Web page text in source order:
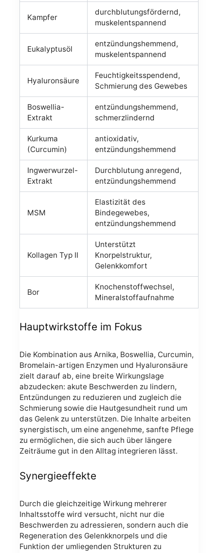
Kampfer
durchblutungsfördernd,
muskelentspannend
Eukalyptusöl
entzündungshemmend,
muskelentspannend
Hyaluronsäure
Feuchtigkeitsspendend,
Schmierung des Gewebes
Boswellia-
Extrakt
entzündungshemmend,
schmerzlindernd
Kurkuma
(Curcumin)
antioxidativ,
entzündungshemmend
Ingwerwurzel-
Extrakt
Durchblutung anregend,
entzündungshemmend
MSM
Elastizität des
Bindegewebes,
entzündungshemmend
Kollagen Typ II
Unterstützt
Knorpelstruktur,
Gelenkkomfort
Bor
Knochenstoffwechsel,
Mineralstoffaufnahme
Hauptwirkstoffe im Fokus
Die Kombination aus Arnika, Boswellia, Curcumin,
Bromelain-artigen Enzymen und Hyaluronsäure
zielt darauf ab, eine breite Wirkungslage
abzudecken: akute Beschwerden zu lindern,
Entzündungen zu reduzieren und zugleich die
Schmierung sowie die Hautgesundheit rund um
das Gelenk zu unterstützen. Die Inhalte arbeiten
synergistisch, um eine angenehme, sanfte Pflege
zu ermöglichen, die sich auch über längere
Zeiträume gut in den Alltag integrieren lässt.
Synergieeffekte
Durch die gleichzeitige Wirkung mehrerer
Inhaltsstoffe wird versucht, nicht nur die
Beschwerden zu adressieren, sondern auch die
Regeneration des Gelenkknorpels und die
Funktion der umliegenden Strukturen zu